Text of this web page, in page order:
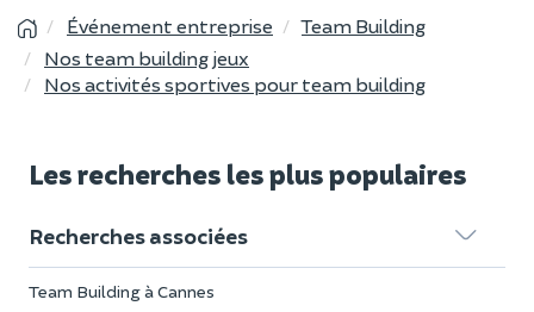
Événement entreprise
Team Building
Nos team building jeux
Nos activités sportives pour team building
Les recherches les plus populaires
Recherches associées
Team Building à Cannes